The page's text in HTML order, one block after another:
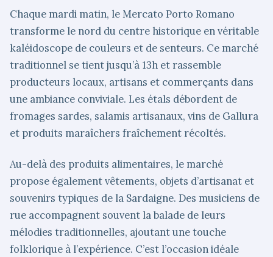
Chaque mardi matin, le Mercato Porto Romano
transforme le nord du centre historique en véritable
kaléidoscope de couleurs et de senteurs. Ce marché
traditionnel se tient jusqu’à 13h et rassemble
producteurs locaux, artisans et commerçants dans
une ambiance conviviale. Les étals débordent de
fromages sardes, salamis artisanaux, vins de Gallura
et produits maraîchers fraîchement récoltés.
Au-delà des produits alimentaires, le marché
propose également vêtements, objets d’artisanat et
souvenirs typiques de la Sardaigne. Des musiciens de
rue accompagnent souvent la balade de leurs
mélodies traditionnelles, ajoutant une touche
folklorique à l’expérience. C’est l’occasion idéale